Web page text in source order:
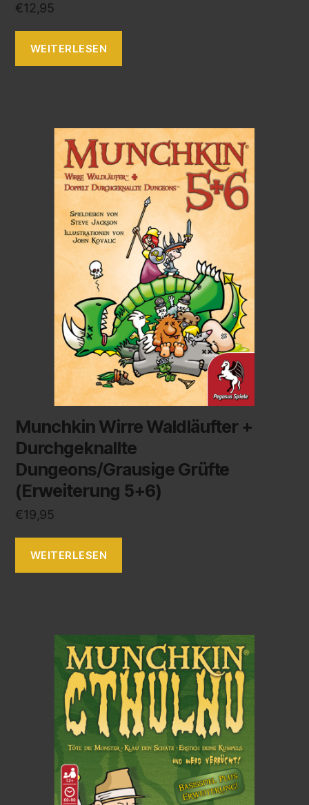
€12,95
WEITERLESEN
Munchkin Wirre Waldläufter +
Durchgeknallte
Dungeons/Grausige Grüfte
(Erweiterung 5+6)
€19,95
WEITERLESEN